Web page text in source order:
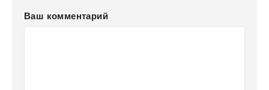
Ваш комментарий